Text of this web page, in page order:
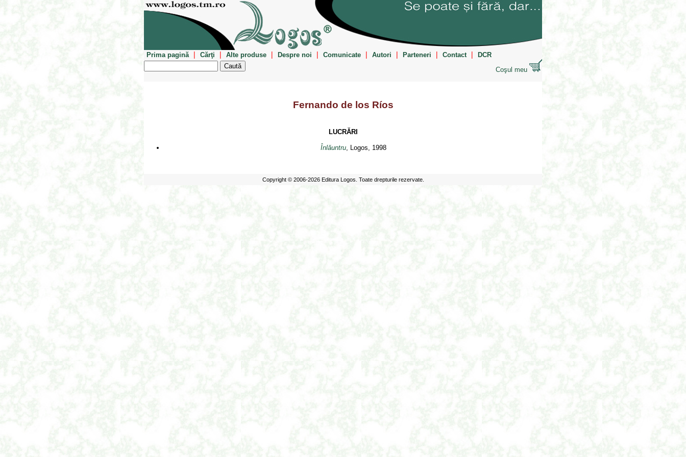
Prima pagină | Cărţi | Alte produse | Despre noi | Comunicate | Autori | Parteneri | Contact |
DCR
Coşul meu
Fernando de los Ríos
LUCRĂRI
Înlăuntru, Logos, 1998
Copyright © 2006-2026 Editura Logos. Toate drepturile rezervate.